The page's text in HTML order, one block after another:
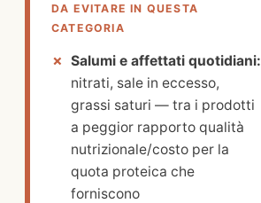
DA EVITARE IN QUESTA
CATEGORIA
Salumi e affettati quotidiani:
nitrati, sale in eccesso,
grassi saturi — tra i prodotti
a peggior rapporto qualità
nutrizionale/costo per la
quota proteica che
forniscono